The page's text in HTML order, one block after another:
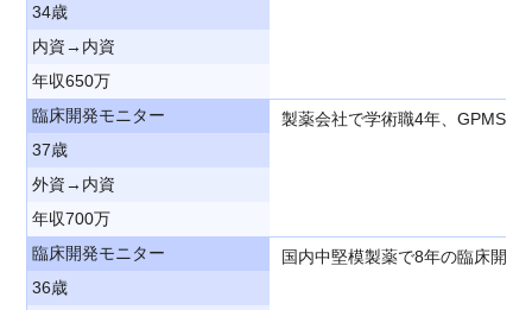
34歳
内資→内資
年収650万
臨床開発モニター
製薬会社で学術職4年、GPMSP
37歳
外資→内資
年収700万
臨床開発モニター
国内中堅模製薬で8年の臨床開
36歳